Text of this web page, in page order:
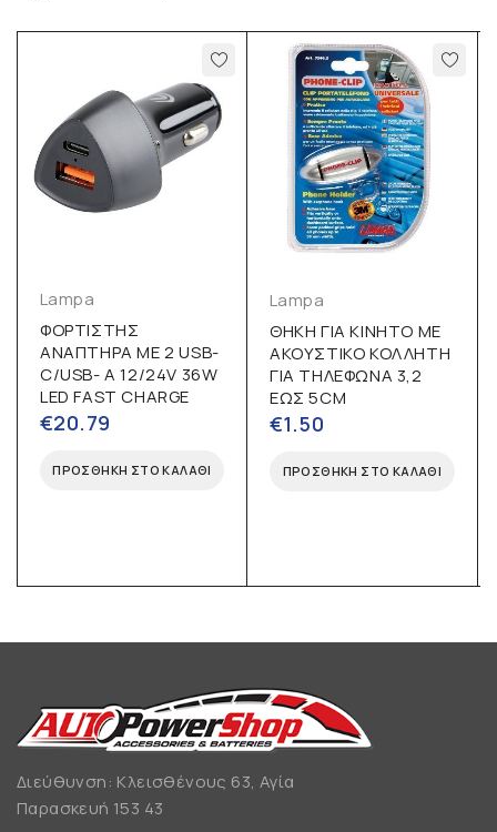
Lampa
ΦΟΡΤΙΣΤΗΣ
ΑΝΑΠΤΗΡΑ ΜΕ 2 USB-
C/USB- A 12/24V 36W
LED FAST CHARGE
€20.79
ΠΡΟΣΘΉΚΗ ΣΤΟ ΚΑΛΆΘΙ
Lampa
ΘΗΚΗ ΓΙΑ ΚΙΝΗΤΟ ΜΕ
ΑΚΟΥΣΤΙΚΟ ΚΟΛΛΗΤΗ
ΓΙΑ ΤΗΛΕΦΩΝΑ 3,2
ΕΩΣ 5CM
€1.50
ΠΡΟΣΘΉΚΗ ΣΤΟ ΚΑΛΆΘΙ
Διεύθυνση: Κλεισθένους 63, Αγία
Παρασκευή 153 43